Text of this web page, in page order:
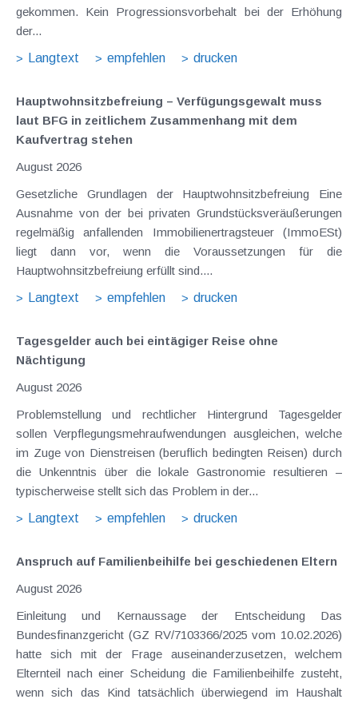
gekommen. Kein Progressionsvorbehalt bei der Erhöhung
der...
Langtext
empfehlen drucken
Hauptwohnsitz​­befreiung – Verfügungsgewalt muss
laut BFG in zeitlichem Zusammenhang mit dem
Kaufvertrag stehen
August 2026
Gesetzliche Grundlagen der Hauptwohnsitzbefreiung Eine
Ausnahme von der bei privaten Grundstücksveräußerungen
regelmäßig anfallenden Immobilienertragsteuer (ImmoESt)
liegt dann vor, wenn die Voraussetzungen für die
Hauptwohnsitzbefreiung erfüllt sind....
Langtext
empfehlen drucken
Tagesgelder auch bei eintägiger Reise ohne
Nächtigung
August 2026
Problemstellung und rechtlicher Hintergrund Tagesgelder
sollen Verpflegungsmehraufwendungen ausgleichen, welche
im Zuge von Dienstreisen (beruflich bedingten Reisen) durch
die Unkenntnis über die lokale Gastronomie resultieren –
typischerweise stellt sich das Problem in der...
Langtext
empfehlen drucken
Anspruch auf Familienbeihilfe bei geschiedenen Eltern
August 2026
Einleitung und Kernaussage der Entscheidung Das
Bundesfinanzgericht (GZ RV/7103366/2025 vom 10.02.2026)
hatte sich mit der Frage auseinanderzusetzen, welchem
Elternteil nach einer Scheidung die Familienbeihilfe zusteht,
wenn sich das Kind tatsächlich überwiegend im Haushalt